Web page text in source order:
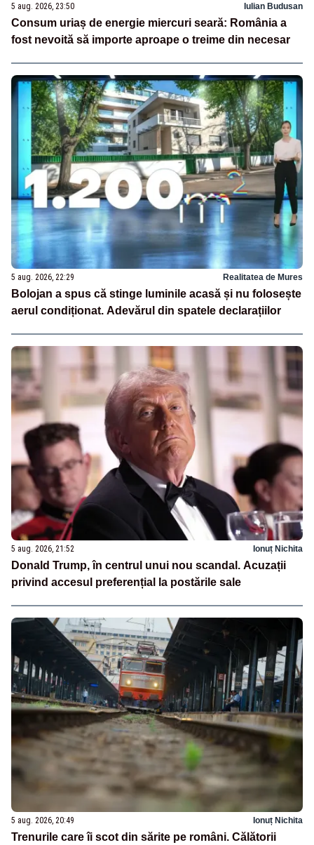
5 aug. 2026, 23:50 Iulian Budusan
Consum uriaș de energie miercuri seară: România a
fost nevoită să importe aproape o treime din necesar
5 aug. 2026, 22:29 Realitatea de Mures
Bolojan a spus că stinge luminile acasă și nu folosește
aerul condiționat. Adevărul din spatele declarațiilor
5 aug. 2026, 21:52 Ionuț Nichita
Donald Trump, în centrul unui nou scandal. Acuzații
privind accesul preferențial la postările sale
5 aug. 2026, 20:49 Ionuț Nichita
Trenurile care îi scot din sărite pe români. Călătorii